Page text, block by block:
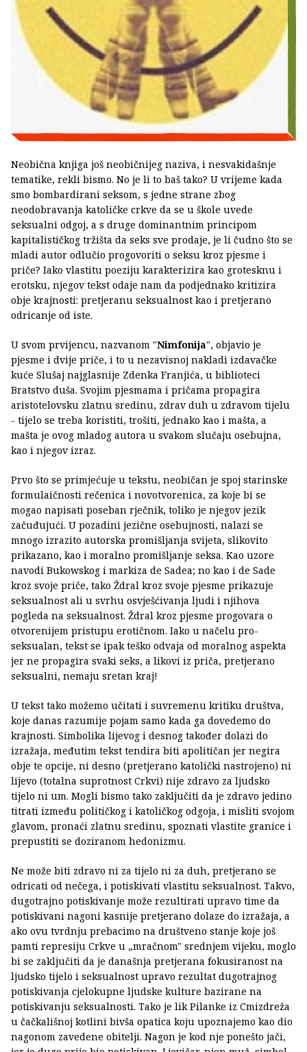
Neobična knjiga još neobičnijeg naziva, i nesvakidašnje
tematike, rekli bismo. No je li to baš tako? U vrijeme kada
smo bombardirani seksom, s jedne strane zbog
neodobravanja katoličke crkve da se u škole uvede
seksualni odgoj, a s druge dominantnim principom
kapitalističkog tržišta da seks sve prodaje, je li čudno što se
mladi autor odlučio progovoriti o seksu kroz pjesme i
priče? Iako vlastitu poeziju karakterizira kao grotesknu i
erotsku, njegov tekst odaje nam da podjednako kritizira
obje krajnosti: pretjeranu seksualnost kao i pretjerano
odricanje od iste.
U svom prvijencu, nazvanom "Nimfonija", objavio je
pjesme i dvije priče, i to u nezavisnoj nakladi izdavačke
kuće Slušaj najglasnije Zdenka Franjića, u biblioteci
Bratstvo duša. Svojim pjesmama i pričama propagira
aristotelovsku zlatnu sredinu, zdrav duh u zdravom tijelu
- tijelo se treba koristiti, trošiti, jednako kao i mašta, a
mašta je ovog mladog autora u svakom slučaju osebujna,
kao i njegov izraz.
Prvo što se primjećuje u tekstu, neobičan je spoj starinske
formulaičnosti rečenica i novotvorenica, za koje bi se
mogao napisati poseban rječnik, toliko je njegov jezik
začuđujući. U pozadini jezične osebujnosti, nalazi se
mnogo izrazito autorska promišljanja svijeta, slikovito
prikazano, kao i moralno promišljanje seksa. Kao uzore
navodi Bukowskog i markiza de Sadea; no kao i de Sade
kroz svoje priče, tako Ždral kroz svoje pjesme prikazuje
seksualnost ali u svrhu osvješćivanja ljudi i njihova
pogleda na seksualnost. Ždral kroz pjesme progovara o
otvorenijem pristupu erotičnom. Iako u načelu pro-
seksualan, tekst se ipak teško odvaja od moralnog aspekta
jer ne propagira svaki seks, a likovi iz priča, pretjerano
seksualni, nemaju sretan kraj!
U tekst tako možemo učitati i suvremenu kritiku društva,
koje danas razumije pojam samo kada ga dovedemo do
krajnosti. Simbolika lijevog i desnog također dolazi do
izražaja, međutim tekst tendira biti apolitičan jer negira
obje te opcije, ni desno (pretjerano katolički nastrojeno) ni
lijevo (totalna suprotnost Crkvi) nije zdravo za ljudsko
tijelo ni um. Mogli bismo tako zaključiti da je zdravo jedino
titrati između političkog i katoličkog odgoja, i misliti svojom
glavom, pronaći zlatnu sredinu, spoznati vlastite granice i
prepustiti se doziranom hedonizmu.
Ne može biti zdravo ni za tijelo ni za duh, pretjerano se
odricati od nečega, i potiskivati vlastitu seksualnost. Takvo,
dugotrajno potiskivanje može rezultirati upravo time da
potiskivani nagoni kasnije pretjerano dolaze do izražaja, a
ako ovu tvrdnju prebacimo na društveno stanje koje još
pamti represiju Crkve u „mračnom" srednjem vijeku, moglo
bi se zaključiti da je današnja pretjerana fokusiranost na
ljudsko tijelo i seksualnost upravo rezultat dugotrajnog
potiskivanja cjelokupne ljudske kulture bazirane na
potiskivanju seksualnosti. Tako je lik Pilanke iz Cmizdreža
u čačkališnoj kotlini bivša opatica koju upoznajemo kao dio
nagonom zavedene obitelji. Nagon je kod nje ponešto jači,